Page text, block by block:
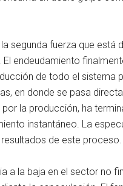
segunda fuerza que está
endeudamiento
de todo el sistema
en donde se pasa
la producción, ha
instantáneo. La
de este proceso.
a la baja en el sector no